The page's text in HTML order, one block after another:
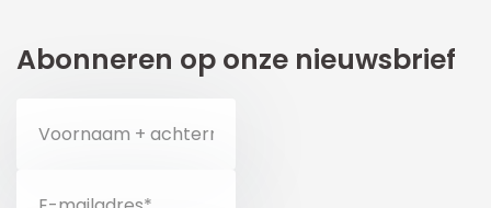
Abonneren op onze nieuwsbrief